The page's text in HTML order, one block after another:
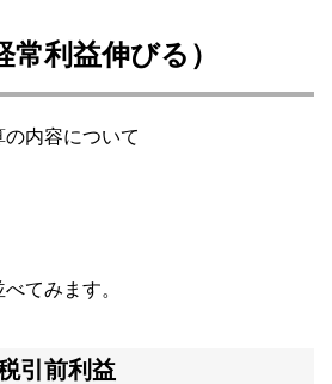
常利益伸びる）
内容について
てみます。
引前利益